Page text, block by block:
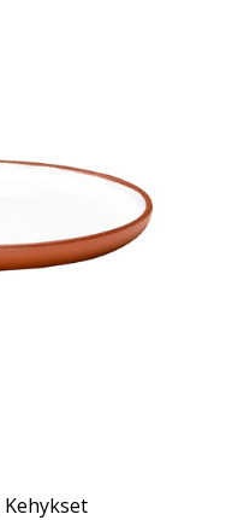
Kehykset